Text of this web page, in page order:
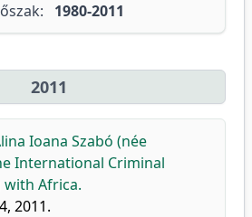
1980-2011
2011
Ioana Szabó (née
International Criminal
Africa.
2011.